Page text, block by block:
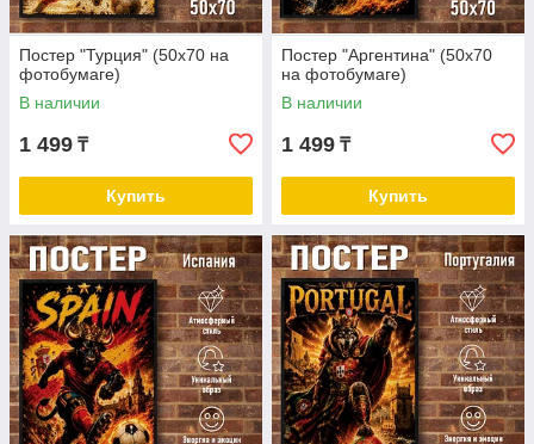
Постер "Турция" (50х70 на
фотобумаге)
В наличии
1 499 ₸
Купить
Постер "Аргентина" (50х70
на фотобумаге)
В наличии
1 499 ₸
Купить